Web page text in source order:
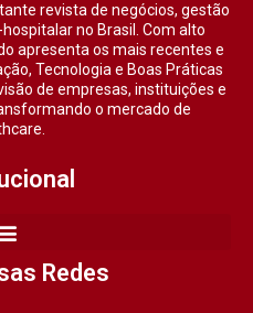
revista de negócios, gestão
no Brasil. Com alto
apresenta os mais recentes e
Tecnologia e Boas Práticas
de empresas, instituições e
o mercado de
Redes